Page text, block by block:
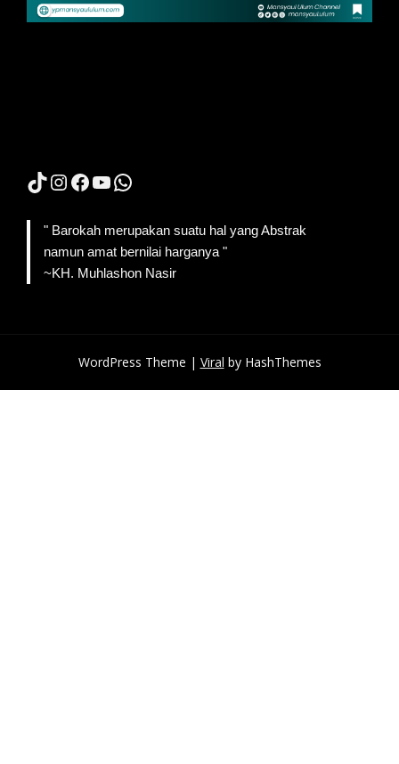
TikTok
Instagram
Facebook
YouTube
WhatsApp
" Barokah merupakan suatu hal yang Abstrak
namun amat bernilai harganya "
~KH. Muhlashon Nasir
WordPress Theme | Viral by HashThemes